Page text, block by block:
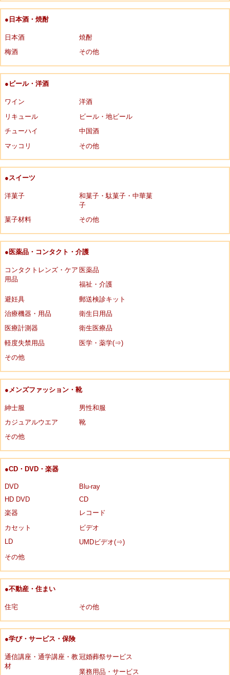
●日本酒・焼酎
日本酒
焼酎
梅酒
その他
●ビール・洋酒
ワイン
洋酒
リキュール
ビール・地ビール
チューハイ
中国酒
マッコリ
その他
●スイーツ
洋菓子
和菓子・駄菓子・中華菓
子
菓子材料
その他
●医薬品・コンタクト・介護
コンタクトレンズ・ケア
用品
医薬品
福祉・介護
避妊具
郵送検診キット
治療機器・用品
衛生日用品
医療計測器
衛生医療品
軽度失禁用品
医学・薬学(⇒)
その他
●メンズファッション・靴
紳士服
男性和服
カジュアルウエア
靴
その他
●CD・DVD・楽器
DVD
Blu-ray
HD DVD
CD
楽器
レコード
カセット
ビデオ
LD
UMDビデオ(⇒)
その他
●不動産・住まい
住宅 その他
●学び・サービス・保険
通信講座・通学講座・教
材
冠婚葬祭サービス
業務用品・サービス